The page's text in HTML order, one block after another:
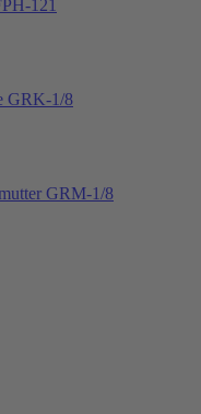
121
GRK-1/8
GRM-1/8